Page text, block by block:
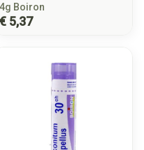
4g Boiron
€ 5,37